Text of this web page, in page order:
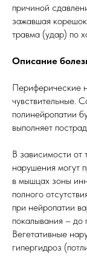
причиной
зажавшая
травма (удар) по
Описание
Периферические
чувствительные.
полинейропатии
выполняет
В зависимости от
нарушения могут
в мышцах зоны
полного
при нейропатии
покалывания – до
Вегетативные
гипергидроз